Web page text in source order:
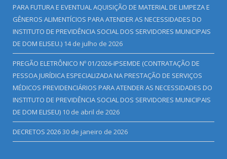
PARA FUTURA E EVENTUAL AQUISIÇÃO DE MATERIAL DE LIMPEZA E
GÊNEROS ALIMENTÍCIOS PARA ATENDER AS NECESSIDADES DO
INSTITUTO DE PREVIDÊNCIA SOCIAL DOS SERVIDORES MUNICIPAIS
DE DOM ELISEU.) 14 de julho de 2026
PREGÃO ELETRÔNICO Nº 01/2026-IPSEMDE (CONTRATAÇÃO DE
PESSOA JURÍDICA ESPECIALIZADA NA PRESTAÇÃO DE SERVIÇOS
MÉDICOS PREVIDENCIÁRIOS PARA ATENDER AS NECESSIDADES DO
INSTITUTO DE PREVIDÊNCIA SOCIAL DOS SERVIDORES MUNICIPAIS
DE DOM ELISEU) 10 de abril de 2026
DECRETOS 202630 de janeiro de 2026